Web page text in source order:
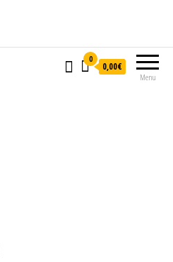
Menu
0
0,00€